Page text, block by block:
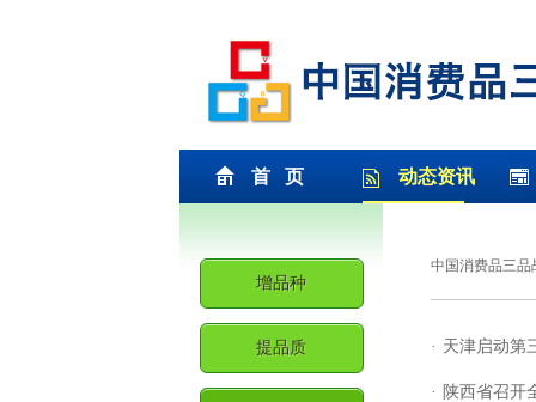
首 页 动态资讯
增品种
提品质
中国消费品三品
· 天津启动第
· 陕西省召开